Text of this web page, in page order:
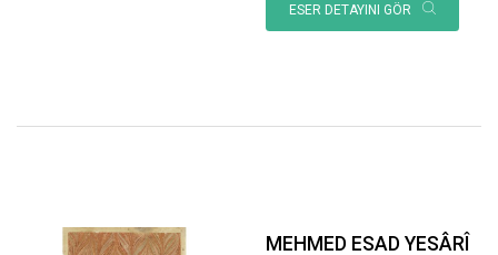
ESER DETAYINI GÖR
MEHMED ESAD YESÂRÎ